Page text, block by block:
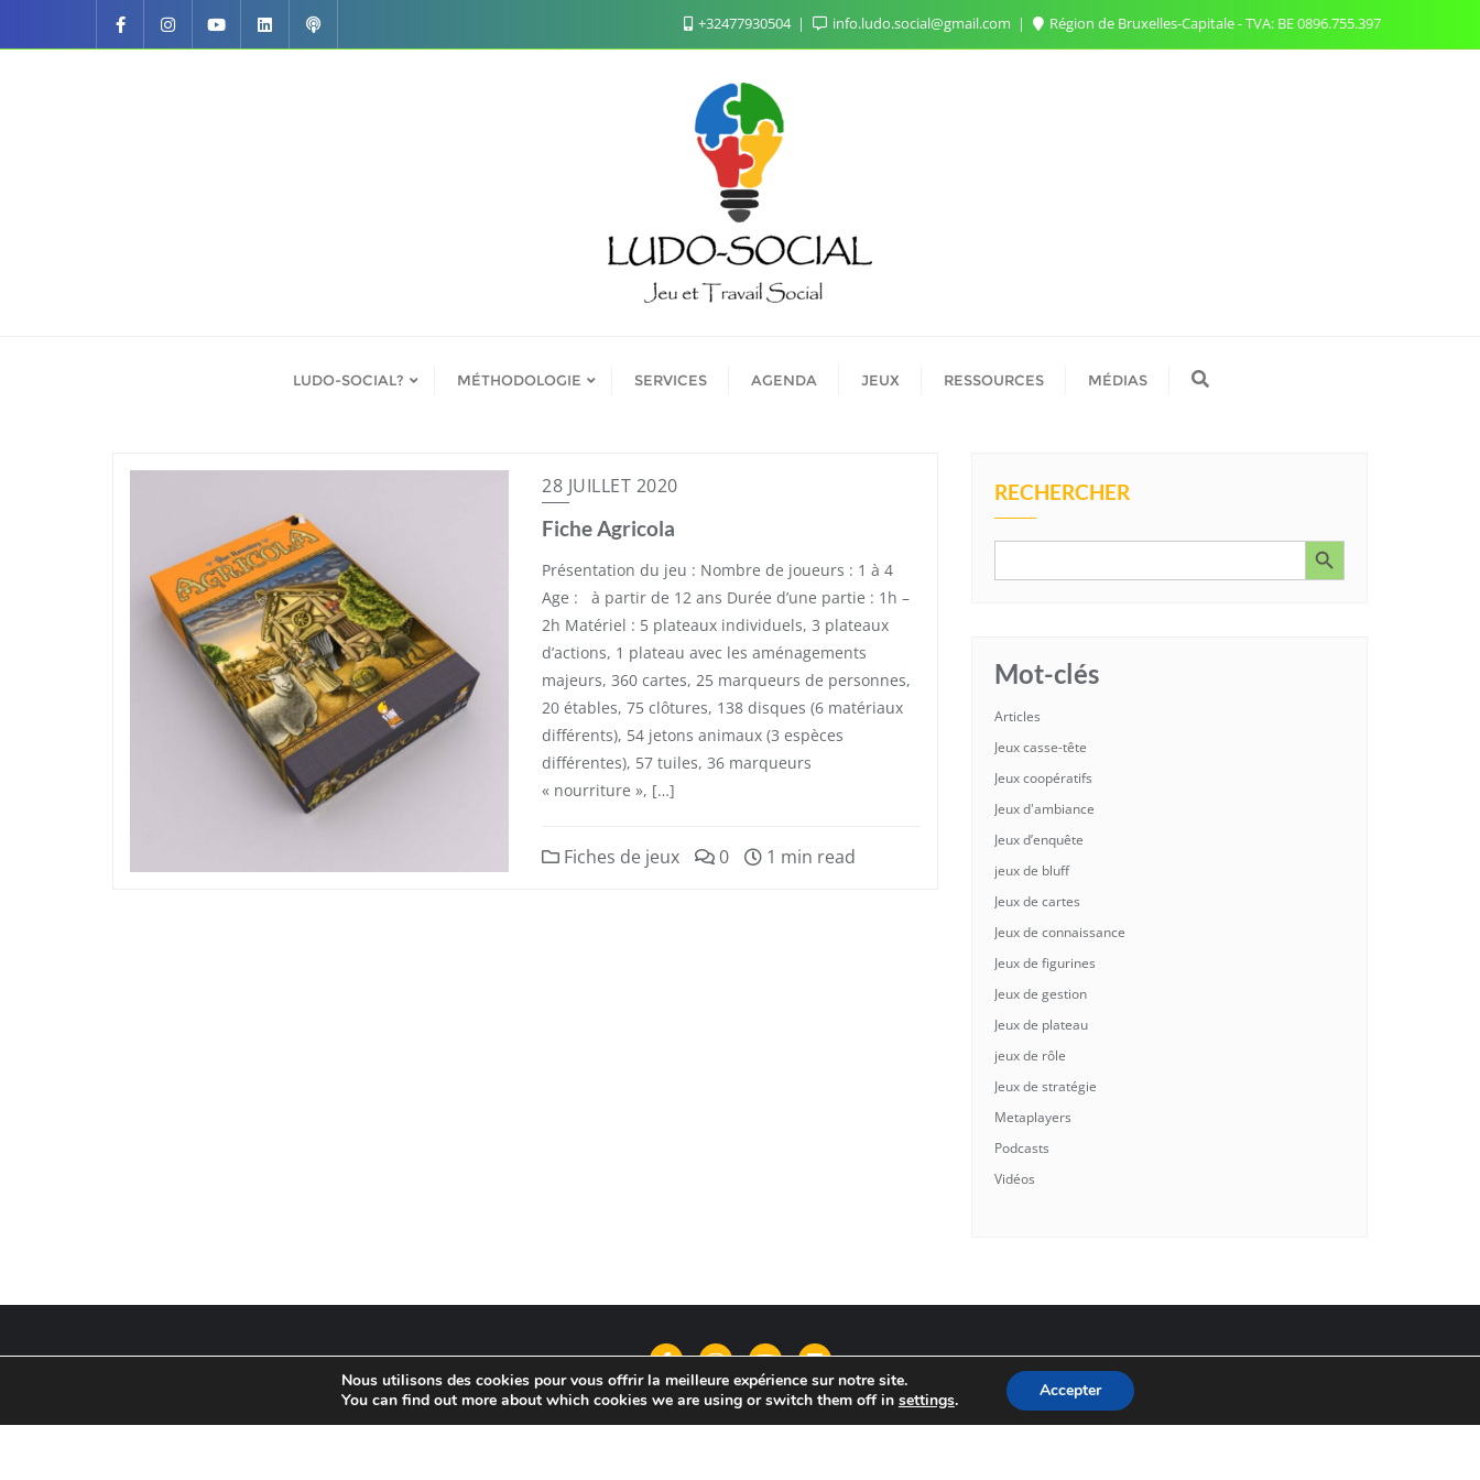
to
+32477930504 info.ludo.social@gmail.com Région de Bruxelles-Capitale - TVA: BE 0896.755.397
LUDO-SOCIAL? MÉTHODOLOGIE SERVICES AGENDA JEUX RESSOURCES MÉDIAS
28 JUILLET 2020
Fiche Agricola
Présentation du jeu : Nombre de joueurs : 1 à 4
Age : à partir de 12 ans Durée d’une partie : 1h –
2h Matériel : 5 plateaux individuels, 3 plateaux
d’actions, 1 plateau avec les aménagements
majeurs, 360 cartes, 25 marqueurs de personnes,
20 étables, 75 clôtures, 138 disques (6 matériaux
différents), 54 jetons animaux (3 espèces
différentes), 57 tuiles, 36 marqueurs
« nourriture », […]
Fiches de jeux 0 1 min read
RECHERCHER
Search Search Button
Mot-clés
Articles
Jeux casse-tête
Jeux coopératifs
Jeux d'ambiance
Jeux d’enquête
jeux de bluff
Jeux de cartes
Jeux de connaissance
Jeux de figurines
Jeux de gestion
Jeux de plateau
jeux de rôle
Jeux de stratégie
Metaplayers
Podcasts
Vidéos
Qui suis-je? Contact
Politique de confidentialité
Nous utilisons des cookies pour vous offrir la meilleure expérience sur notre site.
You can find out more about which cookies we are using or switch them off in settings. Accepter